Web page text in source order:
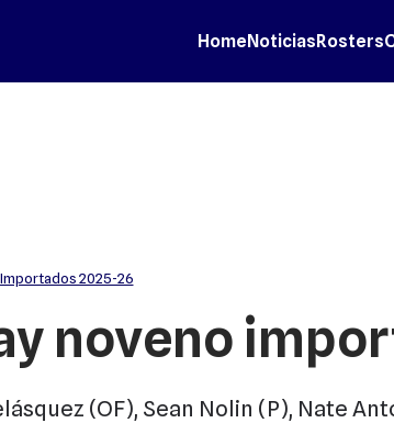
HomeNoticiasRosters
Importados 2025-26
noveno
(OF), Sean Nolin (P), Nate